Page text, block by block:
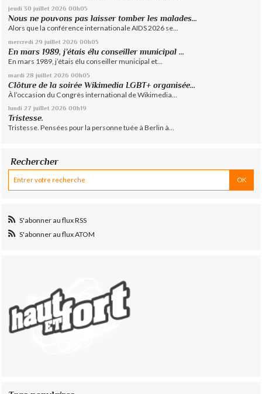
jeudi 30 juillet 2026 00h05
Nous ne pouvons pas laisser tomber les malades...
Alors que la conférence internationale AIDS 2026 se...
mercredi 29 juillet 2026 00h05
En mars 1989, j’étais élu conseiller municipal ...
En mars 1989, j’étais élu conseiller municipal et...
mardi 28 juillet 2026 00h05
Clôture de la soirée Wikimedia LGBT+ organisée...
À l’occasion du Congrès international de Wikimedia...
lundi 27 juillet 2026 00h19
Tristesse.
Tristesse. Pensées pour la personne tuée à Berlin à...
Rechercher
S'abonner au flux RSS
S'abonner au flux ATOM